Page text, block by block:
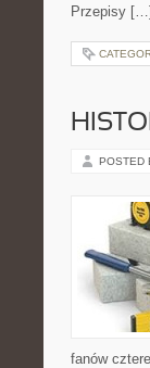
Przepisy […]
POSTED
fanów